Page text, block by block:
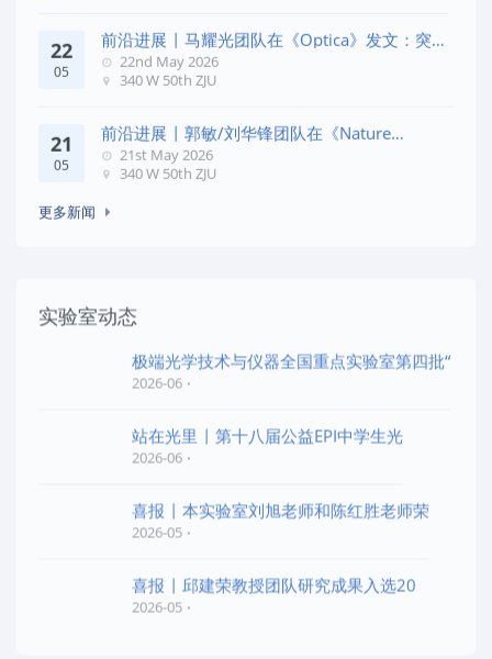
22
05
前沿进展 | 马耀光团队在《Optica》发文：突破
几何相位
22nd May 2026
340 W 50th ZJU
21
05
前沿进展 | 郭敏/刘华锋团队在《Nature
Commun
21st May 2026
340 W 50th ZJU
更多新闻
实验室动态
极端光学技术与仪器全国重点实验室第四批“
2026-06
站在光里 | 第十八届公益EPI中学生光
2026-06
喜报 | 本实验室刘旭老师和陈红胜老师荣
2026-05
喜报 | 邱建荣教授团队研究成果入选20
2026-05